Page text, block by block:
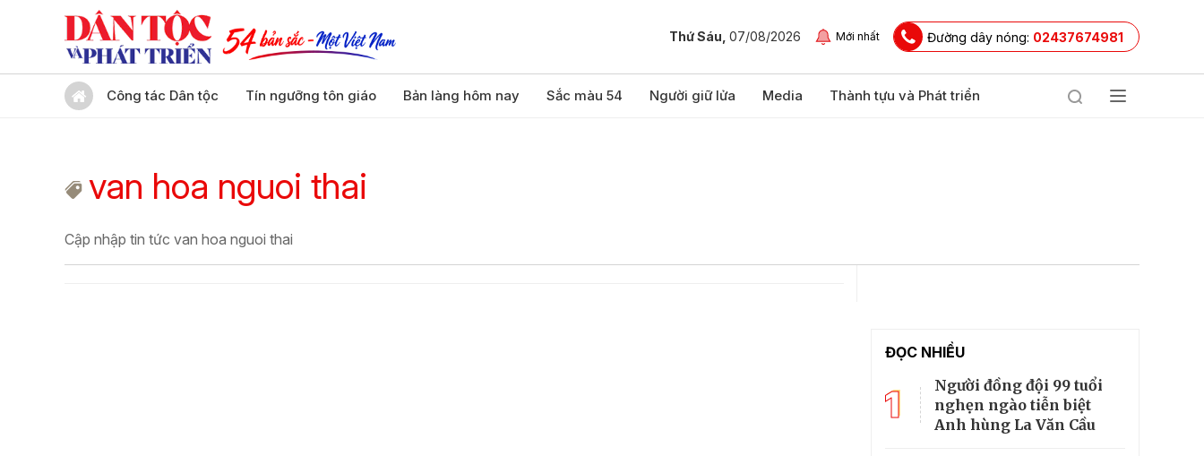
Thứ Sáu, 07/08/2026 Mới nhất Đường dây nóng: 02437674981
Công tác Dân tộc Tín ngưỡng tôn giáo Bản làng hôm nay Sắc màu 54 Người giữ lửa Media Thành tựu và Phát triển
van hoa nguoi thai
Cập nhập tin tức van hoa nguoi thai
ĐỌC NHIỀU
1
Người đồng đội 99 tuổi
nghẹn ngào tiễn biệt
Anh hùng La Văn Cầu